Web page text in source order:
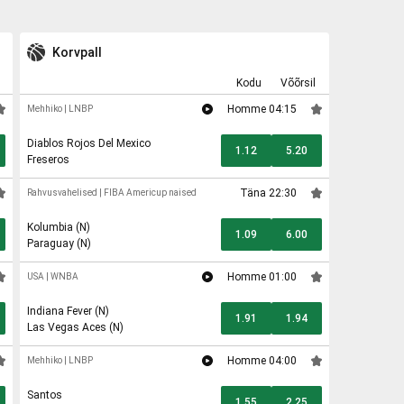
Korvpall
Kodu Võõrsil
Mehhiko LNBP Homme 04:15
Diablos Rojos Del Mexico
Freseros
1.12 5.20
Rahvusvahelised FIBA Americup naised Täna 22:30
Kolumbia (N)
Paraguay (N)
1.09 6.00
USA WNBA Homme 01:00
Indiana Fever (N)
Las Vegas Aces (N)
1.91 1.94
Mehhiko LNBP Homme 04:00
Santos